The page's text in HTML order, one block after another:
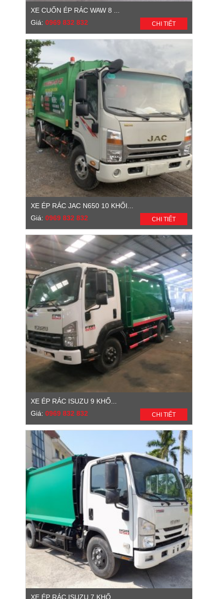
XE CUỐN ÉP RÁC WAW 8 ...
Giá: 0969 832 832 CHI TIẾT
XE ÉP RÁC JAC N650 10 KHỐI...
Giá: 0969 832 832 CHI TIẾT
XE ÉP RÁC ISUZU 9 KHỐ...
Giá: 0969 832 832 CHI TIẾT
XE ÉP RÁC ISUZU 7 KHỐ...